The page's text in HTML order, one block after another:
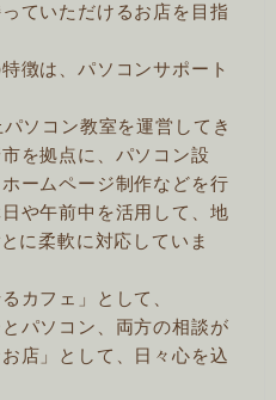
ていただけるお店を目指
徴は、パソコンサポート
ソコン教室を運営してき
を拠点に、パソコン設
ームページ制作などを行
や午前中を活用して、地
に柔軟に対応していま
カフェ」として、
パソコン、両方の相談が
店」として、日々心を込